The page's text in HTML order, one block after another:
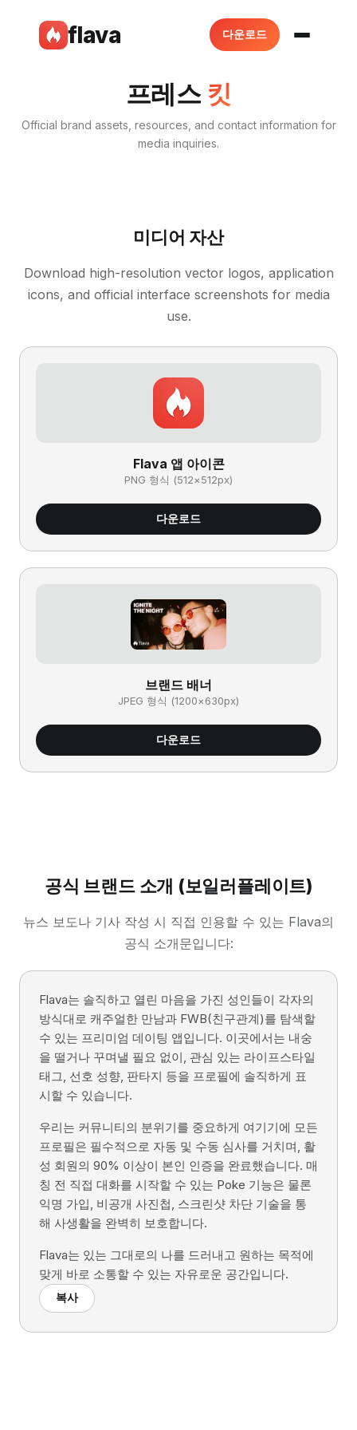
flava 다운로드
프레스 킷
Official brand assets, resources, and contact information for
media inquiries.
미디어 자산
Download high-resolution vector logos, application
icons, and official interface screenshots for media
use.
Flava 앱 아이콘
PNG 형식 (512×512px)
다운로드
브랜드 배너
JPEG 형식 (1200×630px)
다운로드
공식 브랜드 소개 (보일러플레이트)
뉴스 보도나 기사 작성 시 직접 인용할 수 있는 Flava의
공식 소개문입니다:
Flava는 솔직하고 열린 마음을 가진 성인들이 각자의
방식대로 캐주얼한 만남과 FWB(친구관계)를 탐색할
수 있는 프리미엄 데이팅 앱입니다. 이곳에서는 내숭
을 떨거나 꾸며낼 필요 없이, 관심 있는 라이프스타일
태그, 선호 성향, 판타지 등을 프로필에 솔직하게 표
시할 수 있습니다.
우리는 커뮤니티의 분위기를 중요하게 여기기에 모든
프로필은 필수적으로 자동 및 수동 심사를 거치며, 활
성 회원의 90% 이상이 본인 인증을 완료했습니다. 매
칭 전 직접 대화를 시작할 수 있는 Poke 기능은 물론
익명 가입, 비공개 사진첩, 스크린샷 차단 기술을 통
해 사생활을 완벽히 보호합니다.
Flava는 있는 그대로의 나를 드러내고 원하는 목적에
맞게 바로 소통할 수 있는 자유로운 공간입니다.
복사